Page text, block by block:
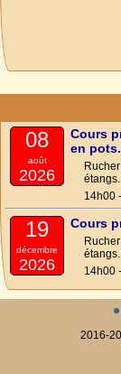
08
août
2026
Cours
en pots.
étangs.
14h00
19
décembre
2026
Cours
étangs.
14h00
2016-